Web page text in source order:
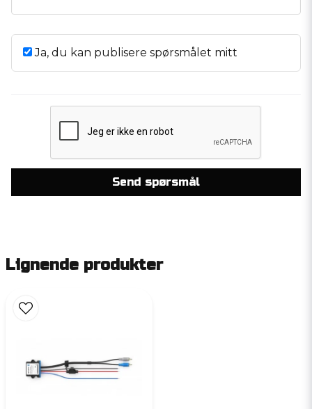
Ja, du kan publisere spørsmålet mitt
Send spørsmål
Lignende produkter